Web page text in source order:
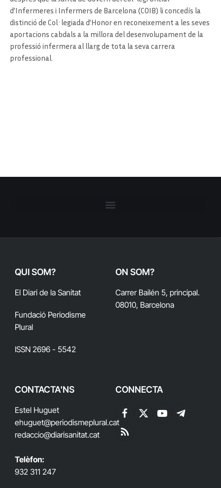
d’Infermeres i Infermers de Barcelona (COIB) li concedís la
distinció de Col·legiada d’Honor en reconeixement a les seves
aportacions cabdals a la millora del desenvolupament de la
professió infermera al llarg de tota la seva carrera
professional.
QUI SOM?
El Diari de la Sanitat
Fundació Periodisme
Plural
ISSN 2696 - 5542
ON SOM?
Carrer Bailén 5, principal.
08010, Barcelona
CONTACTA'NS
Estel Huguet
ehuguet@periodismeplural.cat
redaccio@diarisanitat.cat
Telèfon:
932 311 247
CONNECTA
Facebook
X
YouTubeTelegram
RSS